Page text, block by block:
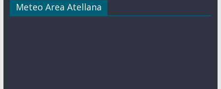
Meteo Area Atellana